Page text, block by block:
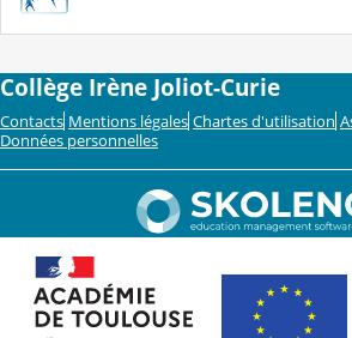
Collège Irène Joliot-Curie
Contacts Mentions légales Chartes d'utilisation
Données personnelles